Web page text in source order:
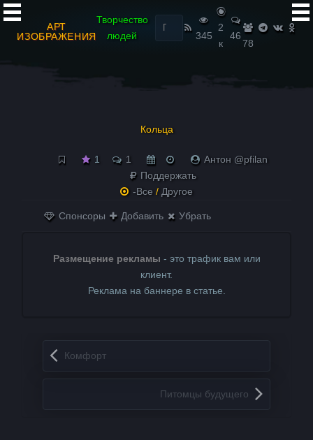
АРТ
ИЗОБРАЖЕНИЯ
Творчество
людей
Найти:
345
2
к
46
78
Кольца
1 1
Антон @pfilan
Поддержать
-Все / Другое
Спонсоры Добавить Убрать
Размещение рекламы - это трафик вам или
клиент.
Реклама на баннере в статье.
Запись навигация
Комфорт
Питомцы будущего